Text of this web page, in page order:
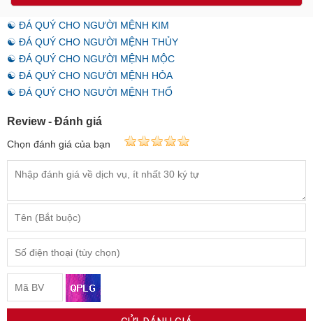
☯ ĐÁ QUÝ CHO NGƯỜI MỆNH KIM
☯ ĐÁ QUÝ CHO NGƯỜI MỆNH THỦY
☯ ĐÁ QUÝ CHO NGƯỜI MỆNH MỘC
☯ ĐÁ QUÝ CHO NGƯỜI MỆNH HỎA
☯ ĐÁ QUÝ CHO NGƯỜI MỆNH THỔ
Review - Đánh giá
Chọn đánh giá của bạn